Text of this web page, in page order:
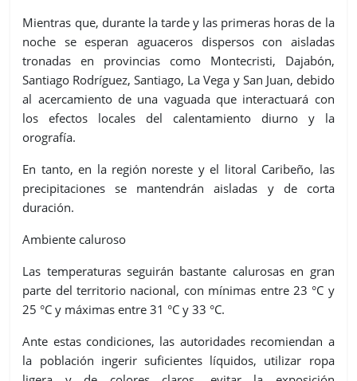
Mientras que, durante la tarde y las primeras horas de la
noche se esperan aguaceros dispersos con aisladas
tronadas en provincias como Montecristi, Dajabón,
Santiago Rodríguez, Santiago, La Vega y San Juan, debido
al acercamiento de una vaguada que interactuará con
los efectos locales del calentamiento diurno y la
orografía.
En tanto, en la región noreste y el litoral Caribeño, las
precipitaciones se mantendrán aisladas y de corta
duración.
Ambiente caluroso
Las temperaturas seguirán bastante calurosas en gran
parte del territorio nacional, con mínimas entre 23 °C y
25 °C y máximas entre 31 °C y 33 °C.
Ante estas condiciones, las autoridades recomiendan a
la población ingerir suficientes líquidos, utilizar ropa